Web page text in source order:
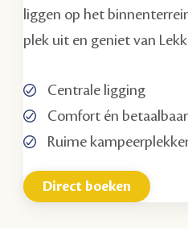
liggen op het
plek uit en geniet van
Centrale ligging
Comfort én betaalbaar
Ruime
Direct boeken